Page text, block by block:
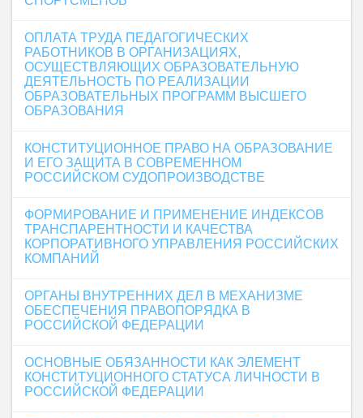
ОПЛАТА ТРУДА ПЕДАГОГИЧЕСКИХ
РАБОТНИКОВ В ОРГАНИЗАЦИЯХ,
ОСУЩЕСТВЛЯЮЩИХ ОБРАЗОВАТЕЛЬНУЮ
ДЕЯТЕЛЬНОСТЬ ПО РЕАЛИЗАЦИИ
ОБРАЗОВАТЕЛЬНЫХ ПРОГРАММ ВЫСШЕГО
ОБРАЗОВАНИЯ
КОНСТИТУЦИОННОЕ ПРАВО НА ОБРАЗОВАНИЕ
И ЕГО ЗАЩИТА В СОВРЕМЕННОМ
РОССИЙСКОМ СУДОПРОИЗВОДСТВЕ
ФОРМИРОВАНИЕ И ПРИМЕНЕНИЕ ИНДЕКСОВ
ТРАНСПАРЕНТНОСТИ И КАЧЕСТВА
КОРПОРАТИВНОГО УПРАВЛЕНИЯ РОССИЙСКИХ
КОМПАНИЙ
ОРГАНЫ ВНУТРЕННИХ ДЕЛ В МЕХАНИЗМЕ
ОБЕСПЕЧЕНИЯ ПРАВОПОРЯДКА В
РОССИЙСКОЙ ФЕДЕРАЦИИ
ОСНОВНЫЕ ОБЯЗАННОСТИ КАК ЭЛЕМЕНТ
КОНСТИТУЦИОННОГО СТАТУСА ЛИЧНОСТИ В
РОССИЙСКОЙ ФЕДЕРАЦИИ